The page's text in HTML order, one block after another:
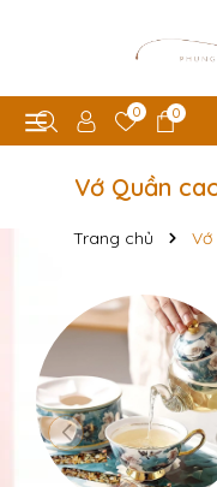
0 0
Vớ Quần
Trang chủ Vớ